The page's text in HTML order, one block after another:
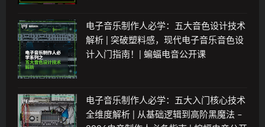
电子音乐制作人必学：五大音色设计技术
解析 | 突破塑料感，现代电子音乐音色设
计入门指南！| 蝙蝠电音公开课
电子音乐制作人必学：五大入门核心技术
全维度解析 | 从基础逻辑到高阶黑魔法 –